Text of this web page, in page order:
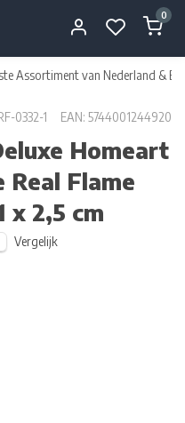
0
Assortiment van Nederland &
0332-1 EAN: 5744001244920
Homeart
Real Flame
x 2,5 cm
Vergelijk